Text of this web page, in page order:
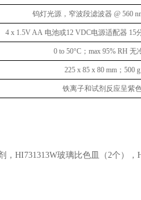
钨灯光源，窄波段滤波器 @ 560
4 x 1.5V AA 电池或12 VDC电源适配器 15
0 to 50°C ； max 95% RH 无
225 x 85 x 80 mm ； 500 g
铁离子和试剂反应呈紫
，HI731313W玻璃比色皿（2个）